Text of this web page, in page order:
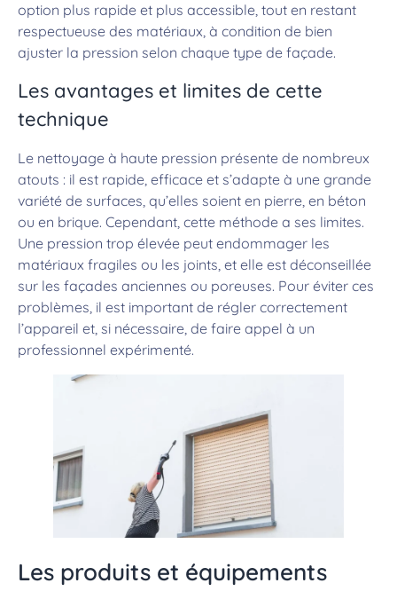
option plus rapide et plus accessible, tout en restant
respectueuse des matériaux, à condition de bien
ajuster la pression selon chaque type de façade.
Les avantages et limites de cette
technique
Le nettoyage à haute pression présente de nombreux
atouts : il est rapide, efficace et s’adapte à une grande
variété de surfaces, qu’elles soient en pierre, en béton
ou en brique. Cependant, cette méthode a ses limites.
Une pression trop élevée peut endommager les
matériaux fragiles ou les joints, et elle est déconseillée
sur les façades anciennes ou poreuses. Pour éviter ces
problèmes, il est important de régler correctement
l’appareil et, si nécessaire, de faire appel à un
professionnel expérimenté.
Les produits et équipements